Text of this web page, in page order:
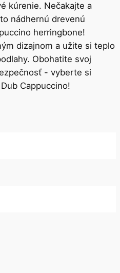
kúrenie. Nečakajte a
nádhernú drevenú
herringbone!
dizajnom a užite si teplo
Obohatite svoj
- vyberte si
Cappuccino!